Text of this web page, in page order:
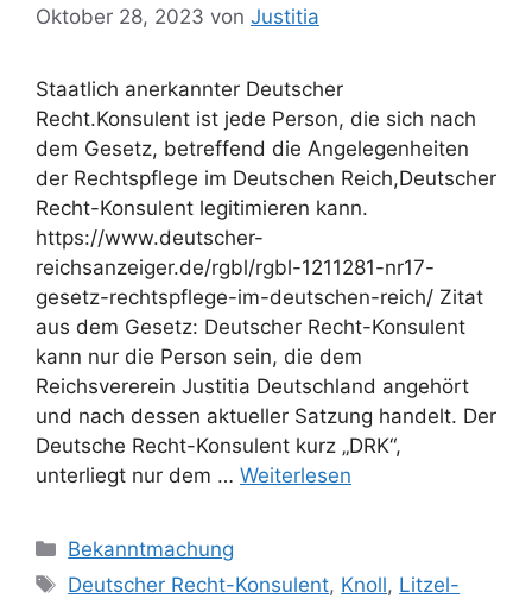
Oktober 28, 2023 von Justitia
Staatlich anerkannter Deutscher
Recht.Konsulent ist jede Person, die sich nach
dem Gesetz, betreffend die Angelegenheiten
der Rechtspflege im Deutschen Reich,Deutscher
Recht-Konsulent legitimieren kann.
https://www.deutscher-
reichsanzeiger.de/rgbl/rgbl-1211281-nr17-
gesetz-rechtspflege-im-deutschen-reich/ Zitat
aus dem Gesetz: Deutscher Recht-Konsulent
kann nur die Person sein, die dem
Reichsvererein Justitia Deutschland angehört
und nach dessen aktueller Satzung handelt. Der
Deutsche Recht-Konsulent kurz „DRK“,
unterliegt nur dem … Weiterlesen
Kategorien
Bekanntmachung
Schlagwörter
Deutscher Recht-Konsulent, Knoll, Litzel-